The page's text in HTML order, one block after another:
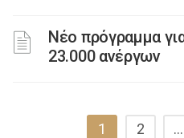
Νέο πρόγραμμα
23.000 ανέργων
1 2 …